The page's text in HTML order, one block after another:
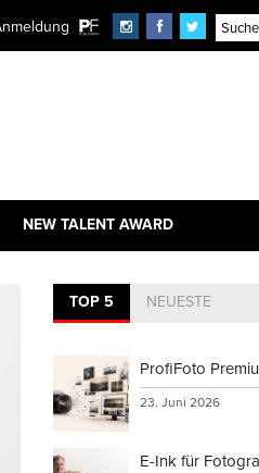
NEW TALENT AWARD
TOP 5 NEUESTE
ProfiFoto
23. Juni 2026
E-Ink für